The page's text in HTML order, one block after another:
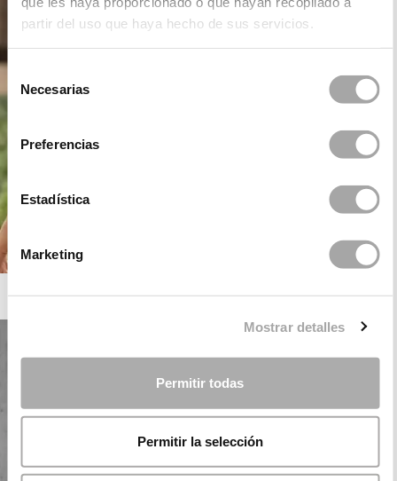
partir del uso que haya hecho de sus servicios.
Selección
de Necesarias
Preferencias
Estadística
Marketing
Mostrar detalles
Permitir todas
Permitir la selección